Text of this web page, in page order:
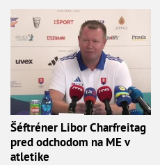
Šéftréner Libor Charfreitag
pred odchodom na ME v
atletike